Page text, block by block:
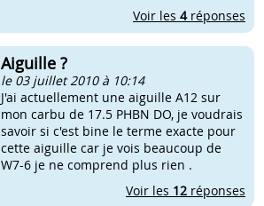
Voir les 4réponses
Aiguille ?
le 03 juillet 2010 à 10:14
J'ai actuellement une aiguille A12 sur
mon carbu de 17.5 PHBN DO, je voudrais
savoir si c'est bine le terme exacte pour
cette aiguille car je vois beaucoup de
W7-6 je ne comprend plus rien .
Voir les 12 réponses